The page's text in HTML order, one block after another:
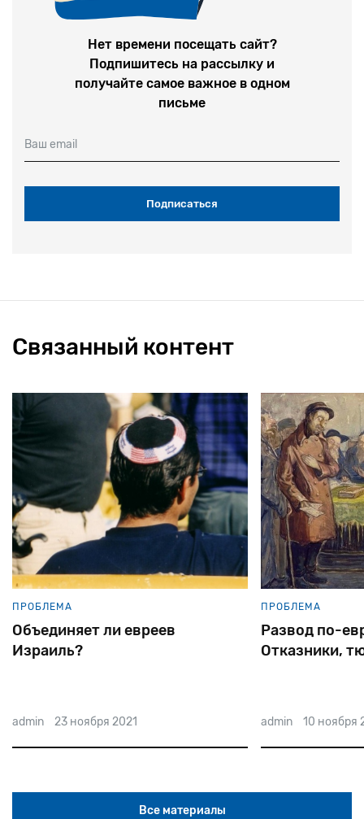
Нет времени посещать сайт?
Подпишитесь на рассылку и
получайте самое важное в одном
письме
Ваш email
Связанный контент
ПРОБЛЕМА
Объединяет ли евреев
Израиль?
admin 23 ноября 2021
ПРОБЛЕМА
Развод по-
Отказники,
admin 10 ноября
Все материалы